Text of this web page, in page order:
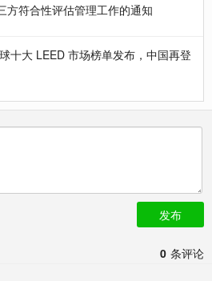
方符合性评估管理工作的通知
十大 LEED 市场榜单发布，中国再登
发布
0 条评论